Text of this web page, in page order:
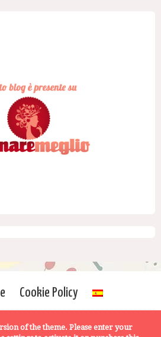
Cookie Policy
of the theme. Please enter your